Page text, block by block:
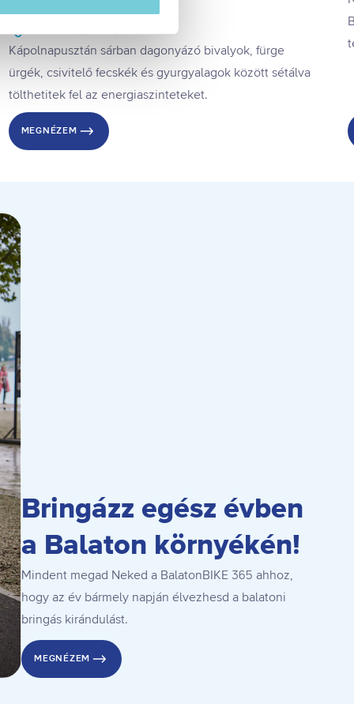
A hozzájárulás
Kis-Balatonnál
Kápolnapusztán sárban dagonyázó bivalyok, fürge
ürgék, csivitelő fecskék és gyurgyalagok között sétálva
tölthetitek fel az energiaszinteteket.
MEGNÉZEM
Bringázz egész évben
a Balaton környékén!
Mindent megad Neked a BalatonBIKE 365 ahhoz,
hogy az év bármely napján élvezhesd a balatoni
bringás kirándulást.
MEGNÉZEM